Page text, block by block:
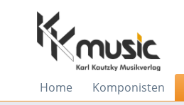
Home Komponisten